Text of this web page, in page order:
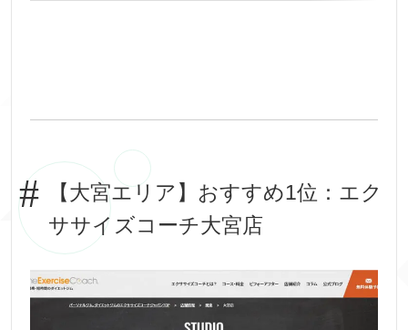
【大宮エリア】おすすめ1位：エク
ササイズコーチ大宮店